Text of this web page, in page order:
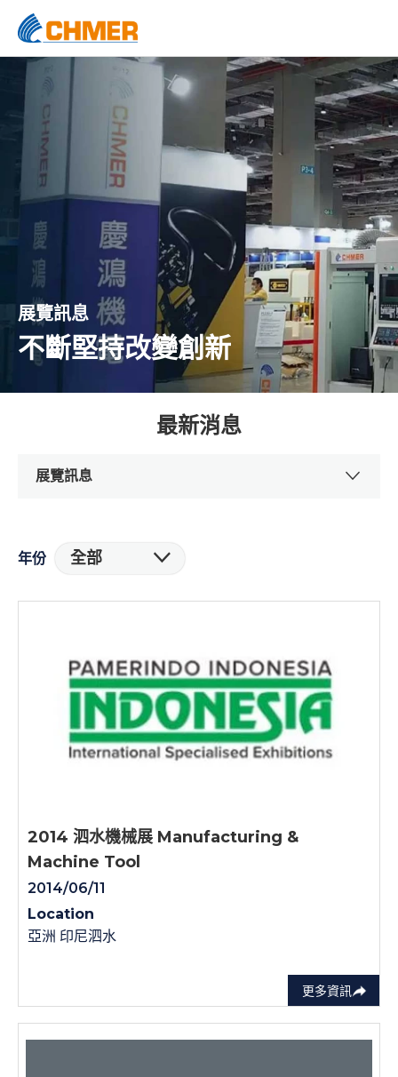
展覽訊息
不斷堅持改變創新
最新消息
展覽訊息
年份 全部
更多資訊
2014 泗水機械展 Manufacturing &
Machine Tool
2014/06/11
Location
亞洲 印尼泗水